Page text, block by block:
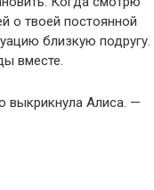
о твоей постоянной
близкую подругу.
вместе.
выкрикнула Алиса. —